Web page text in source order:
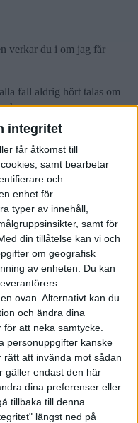
integritet
får åtkomst till
samt bearbetar
och
enhet för
typer av innehåll,
samt för
din tillåtelse kan vi och
om geografisk
av enheten. Du kan
ovan. Alternativt kan du
och ändra dina
att neka samtycke.
personuppgifter kanske
att invända mot sådan
gäller endast den här
dina preferenser eller
tillbaka till denna
längst ned på
verkar du i om jag får
fall aldrig hört talas om
vi 50 konsulter, borträknat
firmor.)
07:56
jag med men även
AB än med EF men det är
skyddad) bara man
på ansvar och
träffa fläkten och man
skada så är du lika
mina svar handlar om
mina kollegor det samma
väljer AB.